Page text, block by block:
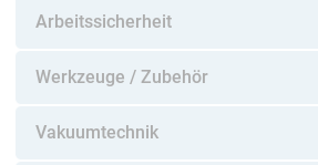
Arbeitssicherheit
Werkzeuge / Zubehör
Vakuumtechnik